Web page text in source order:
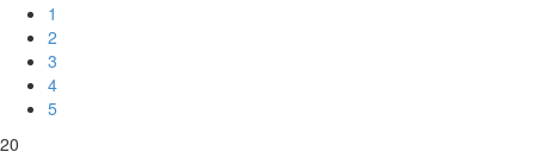
1
2
3
4
5
20